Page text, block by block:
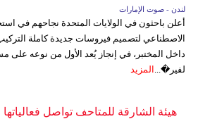
لندن - صوت الإمارات
أعلن باحثون في الولايات المتحدة نجاحهم في
الاصطناعي لتصميم فيروسات جديدة كاملة
داخل المختبر، في إنجاز يُعد الأول من نوعه على
لفير�...
المزيد
هيئة الشارقة للمتاحف تواصل فعالياتها